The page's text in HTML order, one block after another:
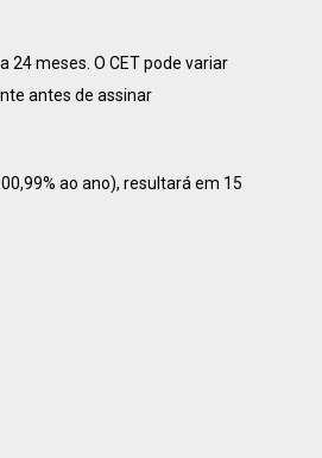
24 meses. O CET pode variar
antes de assinar
ao ano), resultará em 15